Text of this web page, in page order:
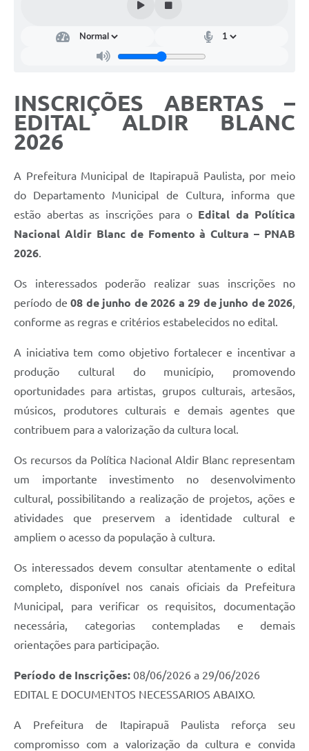
Telefones Úteis
Transparência
Jornal
Agenda
SIC
Diário Oficial
Notícias
Contato
INSCRIÇÕES ABERTAS –
EDITAL ALDIR BLANC
2026
A Prefeitura Municipal de Itapirapuã Paulista, por meio
do Departamento Municipal de Cultura, informa que
estão abertas as inscrições para o Edital da Política
Nacional Aldir Blanc de Fomento à Cultura – PNAB
2026
Os interessados poderão realizar suas inscrições no
período de 08 de junho de 2026 a 29 de junho de 2026
conforme as regras e critérios estabelecidos no edital.
A iniciativa tem como objetivo fortalecer e incentivar a
produção cultural do município, promovendo
oportunidades para artistas, grupos culturais, artesãos,
músicos, produtores culturais e demais agentes que
contribuem para a valorização da cultura local.
Os recursos da Política Nacional Aldir Blanc representam
um importante investimento no desenvolvimento
cultural, possibilitando a realização de projetos, ações e
atividades que preservem a identidade cultural e
ampliem o acesso da população à cultura.
Os interessados devem consultar atentamente o edital
completo, disponível nos canais oficiais da Prefeitura
Municipal, para verificar os requisitos, documentação
necessária, categorias contempladas e demais
orientações para participação.
Período de Inscrições: 08/06/2026 a 29/06/2026
EDITAL E DOCUMENTOS NECESSARIOS ABAIXO.
A Prefeitura de Itapirapuã Paulista reforça seu
compromisso com a valorização da cultura e convida